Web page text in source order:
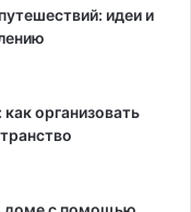
идеи и
организовать